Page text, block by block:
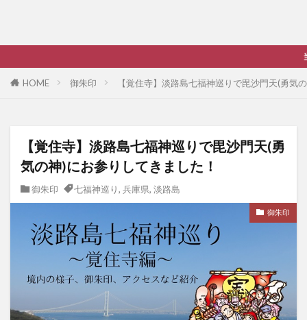
当ブログは記事内にプロ
HOME 御朱印 【覚住寺】淡路島七福神巡りで毘沙門天(勇気
【覚住寺】淡路島七福神巡りで毘沙門天(勇
気の神)にお参りしてきました！
御朱印 七福神巡り, 兵庫県, 淡路島
御朱印